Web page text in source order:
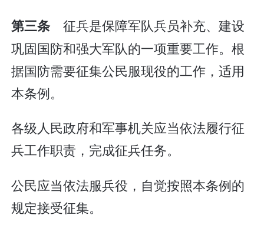
第三条 征兵是保障军队兵员补充、建设
巩固国防和强大军队的一项重要工作。根
据国防需要征集公民服现役的工作，适用
本条例。
各级人民政府和军事机关应当依法履行征
兵工作职责，完成征兵任务。
公民应当依法服兵役，自觉按照本条例的
规定接受征集。